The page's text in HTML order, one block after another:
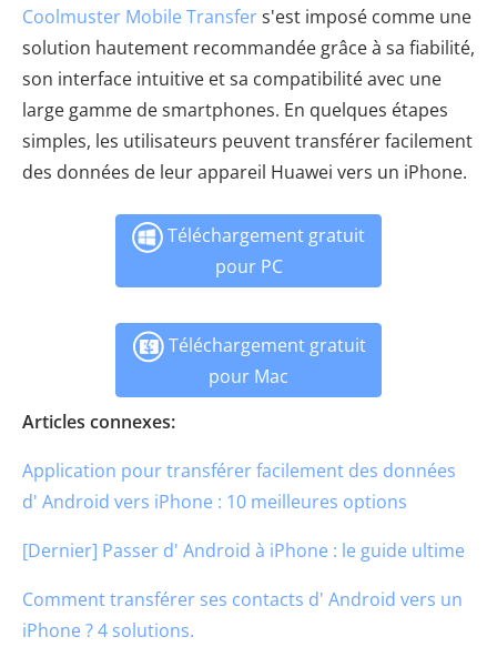
Coolmuster Mobile Transfers'est imposé comme une
solution hautement recommandée grâce à sa fiabilité,
son interface intuitive et sa compatibilité avec une
large gamme de smartphones. En quelques étapes
simples, les utilisateurs peuvent transférer facilement
des données de leur appareil Huawei vers un iPhone.
Téléchargement gratuit
pour PC
Téléchargement gratuit
pour Mac
Articles connexes:
Application pour transférer facilement des données
d' Android vers iPhone : 10 meilleures options
[Dernier] Passer d' Android à iPhone : le guide ultime
Comment transférer ses contacts d' Android vers un
iPhone ? 4 solutions.